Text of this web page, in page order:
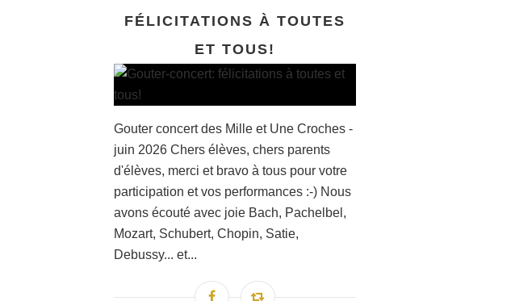
FÉLICITATIONS À TOUTES
ET TOUS!
Gouter concert des Mille et Une Croches -
juin 2026 Chers élèves, chers parents
d'élèves, merci et bravo à tous pour votre
participation et vos performances :-) Nous
avons écouté avec joie Bach, Pachelbel,
Mozart, Schubert, Chopin, Satie,
Debussy... et...